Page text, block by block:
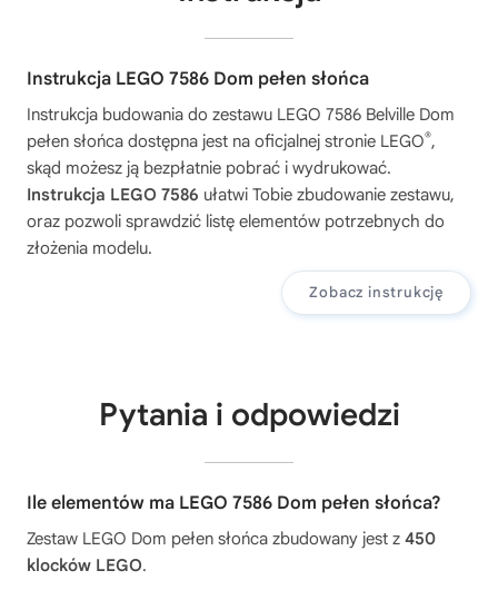
Instrukcja LEGO 7586 Dom pełen słońca
Instrukcja budowania do zestawu LEGO 7586 Belville Dom
pełen słońca dostępna jest na oficjalnej stronie LEGO®,
skąd możesz ją bezpłatnie pobrać i wydrukować.
Instrukcja LEGO 7586 ułatwi Tobie zbudowanie zestawu,
oraz pozwoli sprawdzić listę elementów potrzebnych do
złożenia modelu.
Zobacz instrukcję
Pytania i odpowiedzi
Ile elementów ma LEGO 7586 Dom pełen słońca?
Zestaw LEGO Dom pełen słońca zbudowany jest z 450
klocków LEGO.